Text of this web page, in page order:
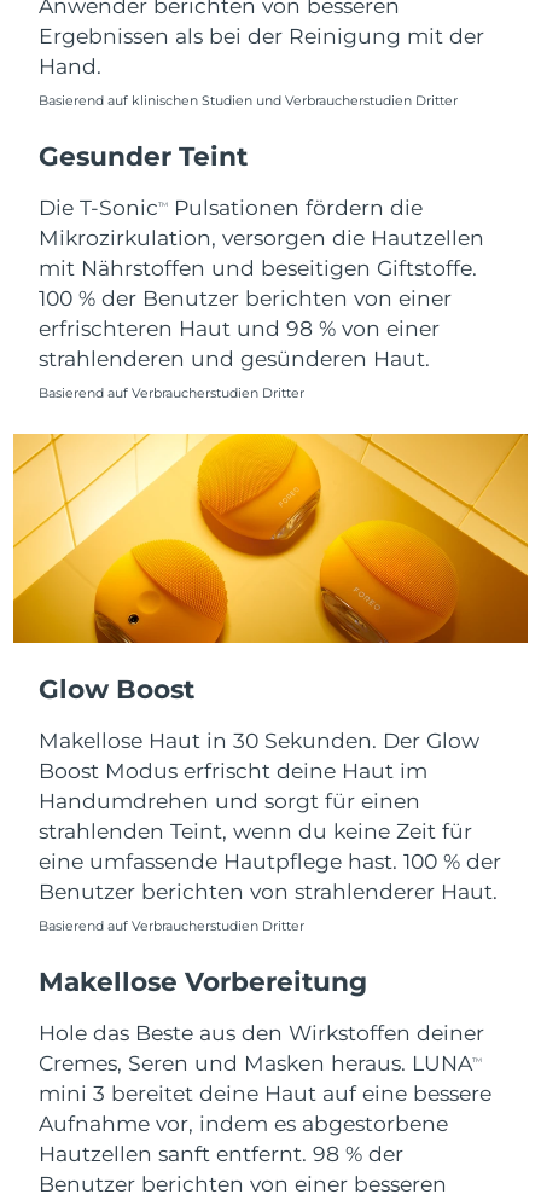
Anwender berichten von besseren
Ergebnissen als bei der Reinigung mit der
Hand.
Basierend auf klinischen Studien und Verbraucherstudien Dritter
Gesunder Teint
Die T-SonicTM
Pulsationen fördern die
Mikrozirkulation, versorgen die Hautzellen
mit Nährstoffen und beseitigen Giftstoffe.
100 % der Benutzer berichten von einer
erfrischteren Haut und 98 % von einer
strahlenderen und gesünderen Haut.
Basierend auf Verbraucherstudien Dritter
Glow Boost
Makellose Haut in 30 Sekunden. Der Glow
Boost Modus erfrischt deine Haut im
Handumdrehen und sorgt für einen
strahlenden Teint, wenn du keine Zeit für
eine umfassende Hautpflege hast. 100 % der
Benutzer berichten von strahlenderer Haut.
Basierend auf Verbraucherstudien Dritter
Makellose Vorbereitung
Hole das Beste aus den Wirkstoffen deiner
Cremes, Seren und Masken heraus. LUNATM
mini 3 bereitet deine Haut auf eine bessere
Aufnahme vor, indem es abgestorbene
Hautzellen sanft entfernt. 98 % der
Benutzer berichten von einer besseren
Saudi-Arabien Erwartete Lieferung8/10/26
Singapur Erwartete Lieferung8/11/26
Slowakei
Slowenien Erwartete Lieferung
Südafrika Erwartete Lieferung8/17/26
Südkorea Erwartete Lieferung
Schweden Erwartete Lieferung8/9/26
Schweiz Erwartete Lieferung8/9/26
Taiwan Erwartete Lieferung 8/14/26
Thailand Erwartete Lieferung8/13/26
Emirate
Erwartete Lieferung8/10/26
Vereinigtes
Königreich
Erwartete Lieferung
Vereinigte Staaten Erwartete Lieferung 8/10/26
Vietnam Erwartete Lieferung